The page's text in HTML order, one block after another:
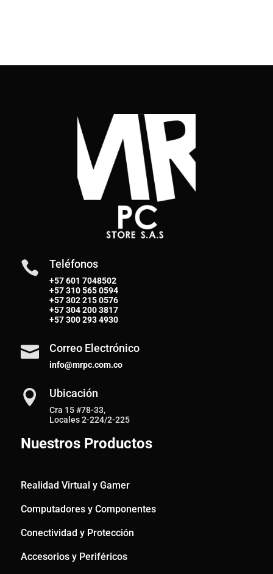
 Teléfonos
+57 601 7048502
+57310 565 0594
+57302 215 0576
+57304 200 3817
+57300 293 4930
 Correo Electrónico
info@mrpc.com.co
 Ubicación
Cra 15 #78-33,
Locales 2-224/2-225
Nuestros Productos
Realidad Virtual y Gamer
Computadores y Componentes
Conectividad y Protección
Accesorios y Periféricos